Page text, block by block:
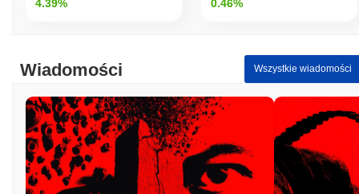
SEX6900 jest obecnie notowany poniżej swojego ATH .
Jak SEX6900 radzi sobie w porównaniu z
szerszym rynkiem kryptowalut?
W ciągu ostatnich 7 dni SEX6900 zyskał
, przewyższając
ogólny rynek kryptowalut który odnotował spadek o
0.83%.
Wskazuje to na silną wydajność akcji cenowej SEX w stosunku
do szerszego impulsu rynkowego.
4.39% 0.46%
Wiadomości Wszystkie wiadomości